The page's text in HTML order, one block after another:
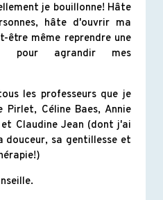
je bouillonne! Hâte
hâte d'ouvrir ma
être même reprendre une
pour agrandir mes
les professeurs que je
Pirlet, Céline Baes, Annie
Claudine Jean (dont j'ai
douceur, sa gentillesse et